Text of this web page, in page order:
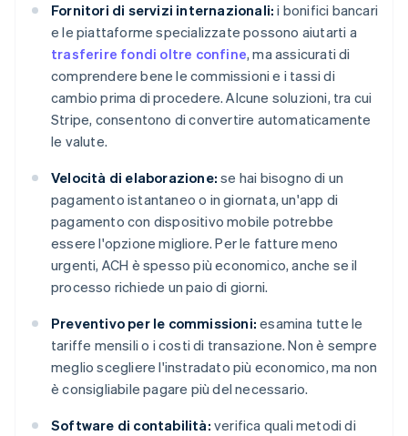
Fornitori di servizi internazionali: i bonifici bancari
e le piattaforme specializzate possono aiutarti a
trasferire fondi oltre confine, ma assicurati di
comprendere bene le commissioni e i tassi di
cambio prima di procedere. Alcune soluzioni, tra cui
Stripe, consentono di convertire automaticamente
le valute.
Velocità di elaborazione: se hai bisogno di un
pagamento istantaneo o in giornata, un'app di
pagamento con dispositivo mobile potrebbe
essere l'opzione migliore. Per le fatture meno
urgenti, ACH è spesso più economico, anche se il
processo richiede un paio di giorni.
Preventivo per le commissioni: esamina tutte le
tariffe mensili o i costi di transazione. Non è sempre
meglio scegliere l'instradato più economico, ma non
è consigliabile pagare più del necessario.
Software di contabilità: verifica quali metodi di